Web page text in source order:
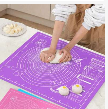
適用塔可盤架，婚禮裝飾婚禮派對用
品婚禮裝飾婚禮配件婚禮蛋糕架，家
用廚房用具玉米托架，適用於家庭聚
會、高級餐廳、酒吧、戶外派對或露
營燒烤
僅剩10件